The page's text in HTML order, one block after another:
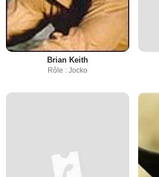
Brian Keith
Rôle : Jocko